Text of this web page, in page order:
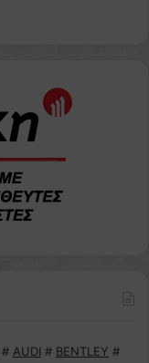
# AUDI # BENTLEY #